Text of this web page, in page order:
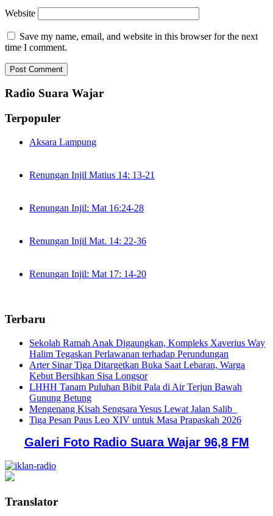
Website
Save my name, email, and website in this browser for the next
time I comment.
Radio Suara Wajar
Terpopuler
Aksara Lampung
Renungan Injil Matius 14: 13-21
Renungan Injil: Mat 16:24-28
Renungan Injil Mat. 14: 22-36
Renungan Injil: Mat 17: 14-20
Terbaru
Sekolah Ramah Anak Digaungkan, Kompleks Xaverius Way
Halim Tegaskan Perlawanan terhadap Perundungan
Arter Sinar Tiga Ditargetkan Buka Saat Lebaran, Warga
Kebut Bersihkan Sisa Longsor
LHHH Tanam Puluhan Bibit Pala di Air Terjun Bawah
Gunung Betung
Mengenang Kisah Sengsara Yesus Lewat Jalan Salib
Tiga Pesan Paus Leo XIV untuk Masa Prapaskah 2026
Galeri Foto Radio Suara Wajar 96,8 FM
Translator